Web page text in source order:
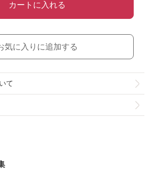
カートに入れる
気に入りに追加する
て